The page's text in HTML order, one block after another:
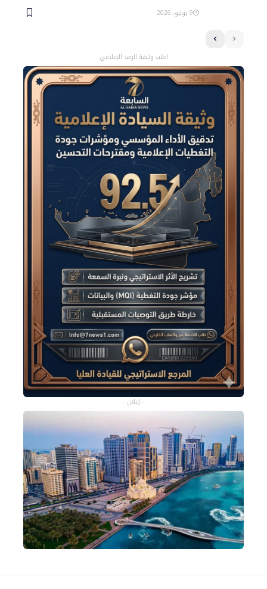
9 يوليو، 2026
اطلب وثيقة الرصد الإعلامي
- إعلان -